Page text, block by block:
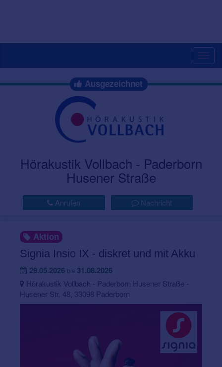
Ausgezeichnet
Hörakustik Vollbach - Paderborn
Husener Straße
Anrufen Nachricht
Aktion
Signia Insio IX - diskret und mit Akku
29.05.2026 bis 31.08.2026
Hörakustik Vollbach - Paderborn Husener Straße -
Husener Str. 48, 33098 Paderborn